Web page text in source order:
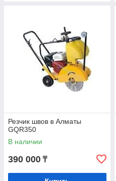
Резчик швов в Алматы
GQR350
В наличии
390 000 ₸